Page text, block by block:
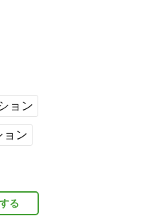
ョン
ョン
る